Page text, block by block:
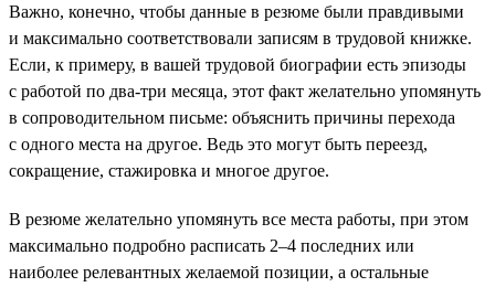
Важно, конечно, чтобы данные в резюме были правдивыми
и максимально соответствовали записям в трудовой книжке.
Если, к примеру, в вашей трудовой биографии есть эпизоды
с работой по два-три месяца, этот факт желательно упомянуть
в сопроводительном письме: объяснить причины перехода
с одного места на другое. Ведь это могут быть переезд,
сокращение, стажировка и многое другое.
В резюме желательно упомянуть все места работы, при этом
максимально подробно расписать 2–4 последних или
наиболее релевантных желаемой позиции, а остальные